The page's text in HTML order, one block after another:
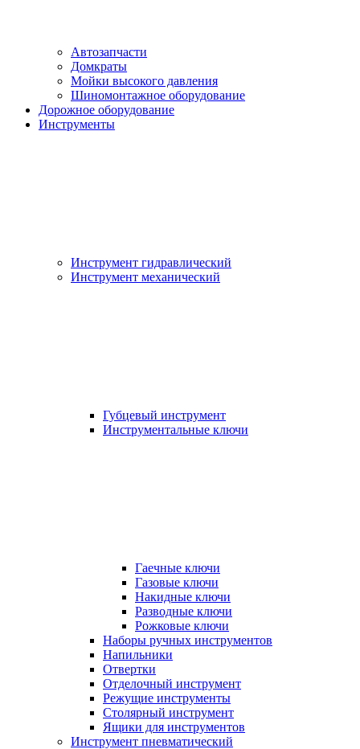
Автозапчасти
Домкраты
Мойки высокого давления
Шиномонтажное оборудование
Дорожное оборудование
Инструменты
Инструмент гидравлический
Инструмент механический
Губцевый инструмент
Инструментальные ключи
Гаечные ключи
Газовые ключи
Накидные ключи
Разводные ключи
Рожковые ключи
Наборы ручных инструментов
Напильники
Отвертки
Отделочный инструмент
Режущие инструменты
Столярный инструмент
Ящики для инструментов
Инструмент пневматический